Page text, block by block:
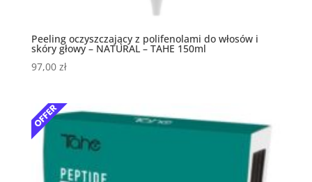
Peeling oczyszczający z polifenolami do włosów i
skóry głowy – NATURAL – TAHE 150ml
97,00 zł